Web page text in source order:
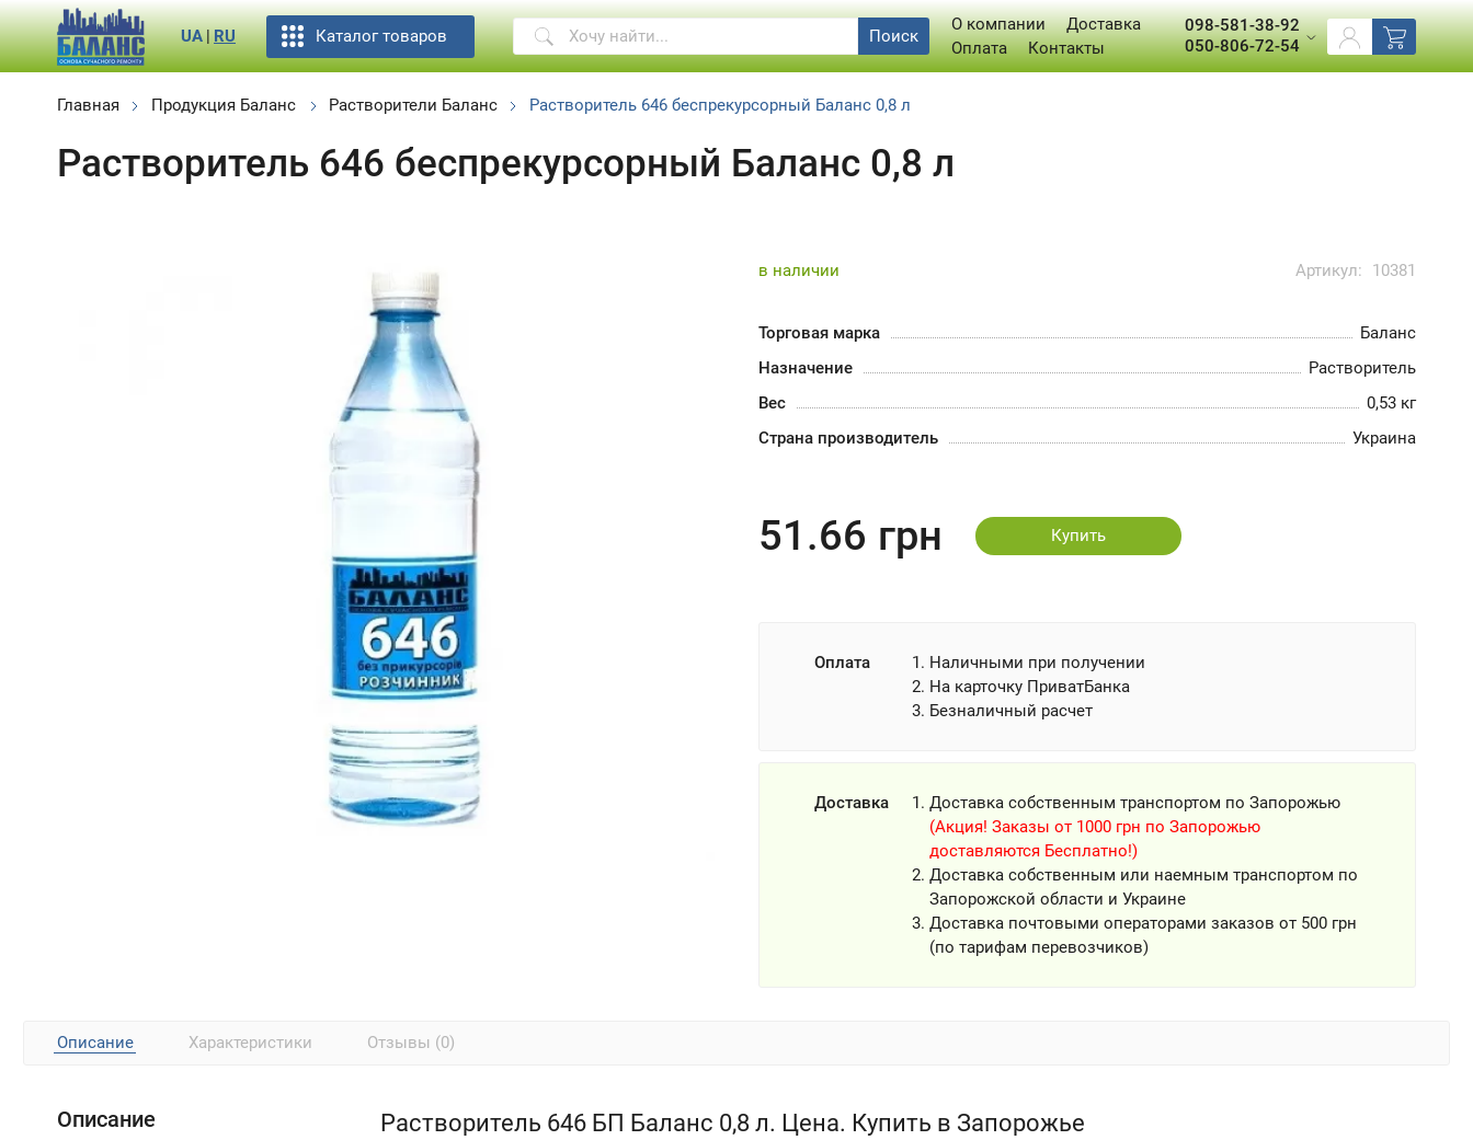
RU
|
UA Каталог товаров Поиск
О компании
Доставка
Оплата
Контакты
098-581-38-92
050-806-72-54
Главная Продукция Баланс Растворители Баланс Растворитель 646 беспрекурсорный Баланс 0,8 л
Растворитель 646 беспрекурсорный Баланс 0,8 л
в наличии Артикул: 10381
Торговая марка
Баланс
Назначение
Растворитель
Вес
0,53 кг
Страна производитель
Украина
51.66 грн Купить
Оплата
Наличными при получении
На карточку ПриватБанка
Безналичный расчет
Доставка
Доставка собственным транспортом по Запорожью
(Акция! Заказы от 1000 грн по Запорожью
доставляются Бесплатно!)
Доставка собственным или наемным транспортом по
Запорожской области и Украине
Доставка почтовыми операторами заказов от 500 грн
(по тарифам перевозчиков)
Описание Характеристики Отзывы (0)
Описание Растворитель 646 БП Баланс 0,8 л. Цена. Купить в Запорожье